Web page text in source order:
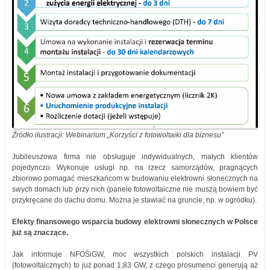
Źródło ilustracji: Webinarium „Korzyści z fotowoltaiki dla biznesu”
Jubileuszowa firma nie obsługuje indywidualnych, małych klientów
pojedynczo. Wykonuje usługi np. na rzecz samorządów, pragnących
zbiorowo pomagać mieszkańcom w budowaniu elektrowni słonecznych na
swych domach lub przy nich (panele fotowoltaiczne nie muszą bowiem być
przykręcane do dachu domu. Można je stawiać na gruncie, np. w ogródku).
Efekty finansowego wsparcia budowy elektrowni słonecznych w Polsce
już są znaczące.
Jak informuje NFOŚiGW, moc wszystkich polskich instalacji PV
(fotowoltaicznych) to już ponad 1,83 GW, z czego prosumenci generują aż